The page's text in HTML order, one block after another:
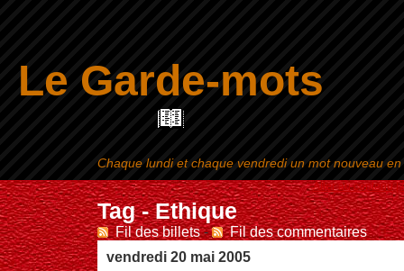
Le Garde-mots
Aller au contenu|
Tag - Ethique
Fil des billets-
Fil des commentaires
vendredi 20 mai 2005
Chaque lundi et chaque vendredi un mot nouveau